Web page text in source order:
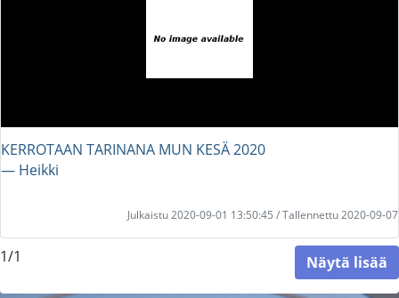
KERROTAAN TARINANA MUN KESÄ 2020
― Heikki
Julkaistu 2020-09-01 13:50:45 / Tallennettu 2020-09-07
1/1 Näytä lisää